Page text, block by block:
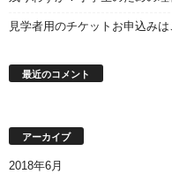
見学者用のチケットお申込みは
最近のコメント
アーカイブ
2018年6月